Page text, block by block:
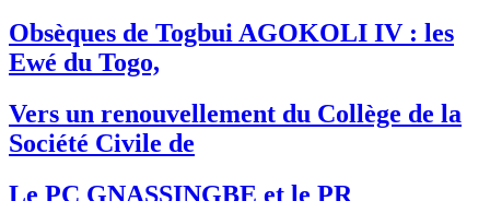
Obsèques de Togbui AGOKOLI IV : les
Ewé du Togo,
Vers un renouvellement du Collège de la
Société Civile de
Le PC GNASSINGBE et le PR